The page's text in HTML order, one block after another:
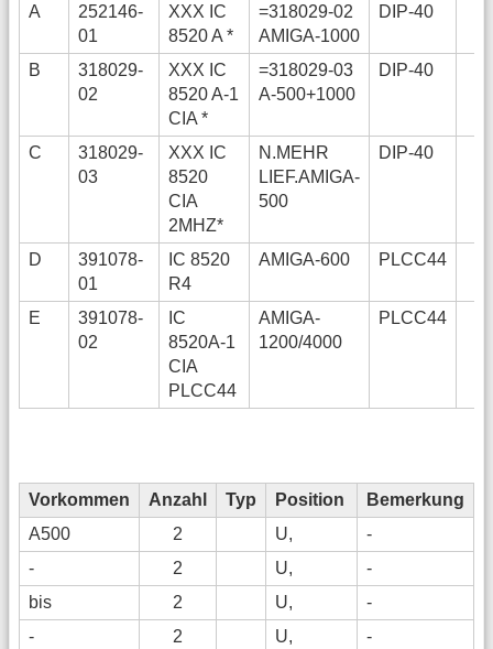
A
252146-
01
XXX IC
8520 A *
=318029-02
AMIGA-1000
DIP-40
B
318029-
02
XXX IC
8520 A-1
CIA *
=318029-03
A-500+1000
DIP-40
C
318029-
03
XXX IC
8520
CIA
2MHZ*
N.MEHR
LIEF.AMIGA-
500
DIP-40
D
391078-
01
IC 8520
R4
AMIGA-600 PLCC44
E
391078-
02
IC
8520A-1
CIA
PLCC44
AMIGA-
1200/4000
PLCC44
Vorkommen Anzahl Typ Position
Bemerkung
A500
2 U,
-
-
2 U,
-
bis
2 U,
-
-
2 U,
-